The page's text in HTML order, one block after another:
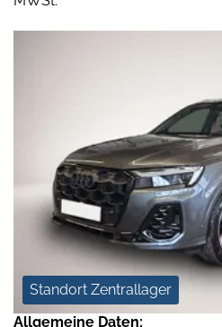
Standort Zentrallager
Allgemeine Daten: